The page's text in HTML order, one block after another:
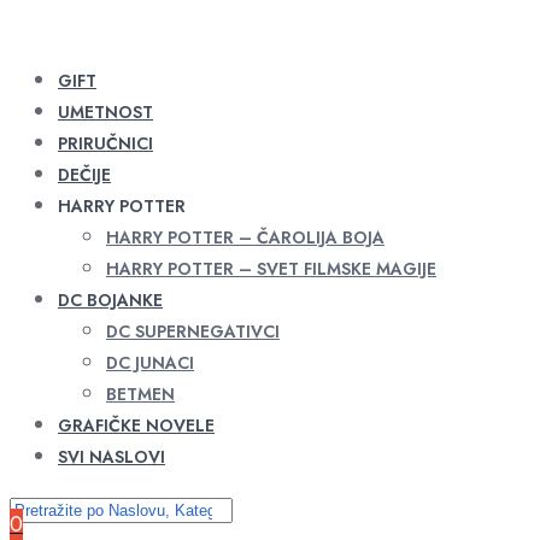
GIFT
UMETNOST
PRIRUČNICI
DEČIJE
HARRY POTTER
HARRY POTTER – ČAROLIJA BOJA
HARRY POTTER – SVET FILMSKE MAGIJE
DC BOJANKE
DC SUPERNEGATIVCI
DC JUNACI
BETMEN
GRAFIČKE NOVELE
SVI NASLOVI
0